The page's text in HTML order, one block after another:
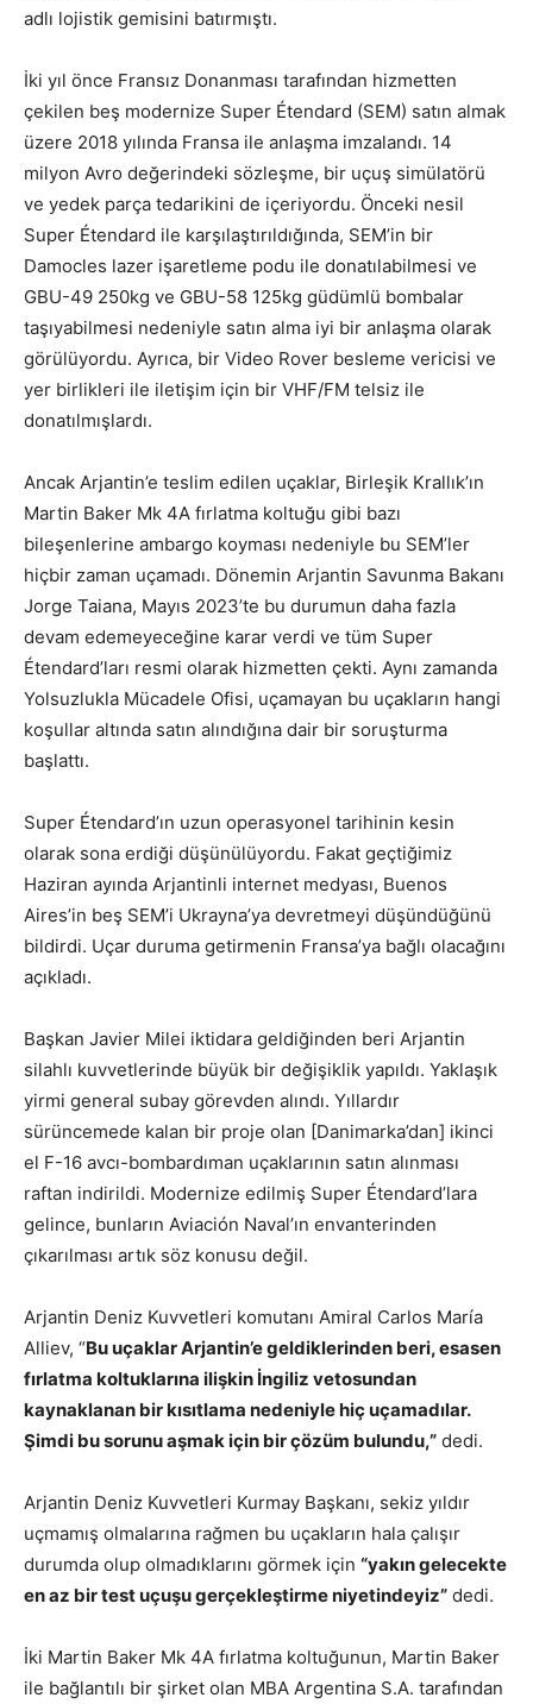
adlı lojistik gemisini batırmıştı.
İki yıl önce Fransız Donanması tarafından hizmetten
çekilen beş modernize Super Étendard (SEM) satın almak
üzere 2018 yılında Fransa ile anlaşma imzalandı. 14
milyon Avro değerindeki sözleşme, bir uçuş simülatörü
ve yedek parça tedarikini de içeriyordu. Önceki nesil
Super Étendard ile karşılaştırıldığında, SEM’in bir
Damocles lazer işaretleme podu ile donatılabilmesi ve
GBU-49 250kg ve GBU-58 125kg güdümlü bombalar
taşıyabilmesi nedeniyle satın alma iyi bir anlaşma olarak
görülüyordu. Ayrıca, bir Video Rover besleme vericisi ve
yer birlikleri ile iletişim için bir VHF/FM telsiz ile
donatılmışlardı.
Ancak Arjantin’e teslim edilen uçaklar, Birleşik Krallık’ın
Martin Baker Mk 4A fırlatma koltuğu gibi bazı
bileşenlerine ambargo koyması nedeniyle bu SEM’ler
hiçbir zaman uçamadı. Dönemin Arjantin Savunma Bakanı
Jorge Taiana, Mayıs 2023’te bu durumun daha fazla
devam edemeyeceğine karar verdi ve tüm Super
Étendard’ları resmi olarak hizmetten çekti. Aynı zamanda
Yolsuzlukla Mücadele Ofisi, uçamayan bu uçakların hangi
koşullar altında satın alındığına dair bir soruşturma
başlattı.
Super Étendard’ın uzun operasyonel tarihinin kesin
olarak sona erdiği düşünülüyordu. Fakat geçtiğimiz
Haziran ayında Arjantinli internet medyası, Buenos
Aires’in beş SEM’i Ukrayna’ya devretmeyi düşündüğünü
bildirdi. Uçar duruma getirmenin Fransa’ya bağlı olacağını
açıkladı.
Başkan Javier Milei iktidara geldiğinden beri Arjantin
silahlı kuvvetlerinde büyük bir değişiklik yapıldı. Yaklaşık
yirmi general subay görevden alındı. Yıllardır
sürüncemede kalan bir proje olan [Danimarka’dan] ikinci
el F-16 avcı-bombardıman uçaklarının satın alınması
raftan indirildi. Modernize edilmiş Super Étendard’lara
gelince, bunların Aviación Naval’ın envanterinden
çıkarılması artık söz konusu değil.
Arjantin Deniz Kuvvetleri komutanı Amiral Carlos María
Alliev, “Bu uçaklar Arjantin’e geldiklerinden beri, esasen
fırlatma koltuklarına ilişkin İngiliz vetosundan
kaynaklanan bir kısıtlama nedeniyle hiç uçamadılar.
Şimdi bu sorunu aşmak için bir çözüm bulundu,” dedi.
Arjantin Deniz Kuvvetleri Kurmay Başkanı, sekiz yıldır
uçmamış olmalarına rağmen bu uçakların hala çalışır
durumda olup olmadıklarını görmek için “yakın gelecekte
en az bir test uçuşu gerçekleştirme niyetindeyiz” dedi.
İki Martin Baker Mk 4A fırlatma koltuğunun, Martin Baker
ile bağlantılı bir şirket olan MBA Argentina S.A. tarafından